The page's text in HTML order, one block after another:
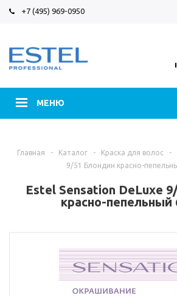
+7 (495) 969-0950
МЕНЮ
Главная - Каталог - Краска для волос -
9/51 Блондин красно-
Estel Sensation DeLuxe
красно-пепельный